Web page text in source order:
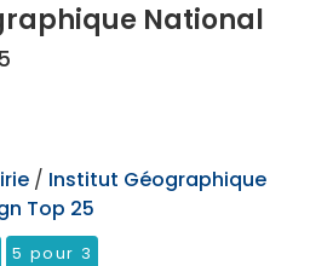
National
/ Institut Géographique
Top 25
5 pour 3